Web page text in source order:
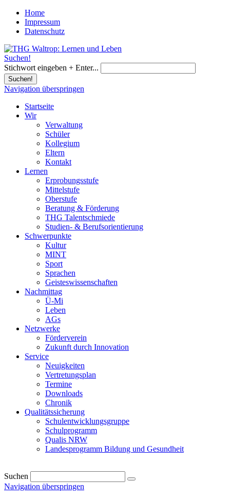
Home
Impressum
Datenschutz
Suchen!
Stichwort eingeben + Enter...
Suchen!
Navigation überspringen
Startseite
Wir
Verwaltung
Schüler
Kollegium
Eltern
Kontakt
Lernen
Erprobungsstufe
Mittelstufe
Oberstufe
Beratung & Förderung
THG Talentschmiede
Studien- & Berufsorientierung
Schwerpunkte
Kultur
MINT
Sport
Sprachen
Geisteswissenschaften
Nachmittag
Ü-Mi
Leben
AGs
Netzwerke
Förderverein
Zukunft durch Innovation
Service
Neuigkeiten
Vertretungsplan
Termine
Downloads
Chronik
Qualitätssicherung
Schulentwicklungsgruppe
Schulprogramm
Qualis NRW
Landesprogramm Bildung und Gesundheit
Suchen
Navigation überspringen